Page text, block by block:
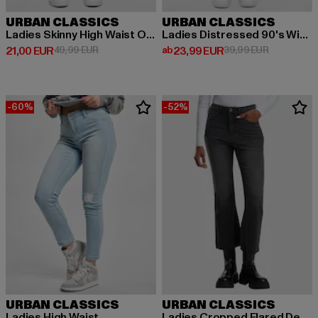
URBAN CLASSICS
Ladies Skinny High Waist Open Hem Jeans
21,00 EUR
Derzeitiger Preis: 21,00 EUR
49,99 EURAktionspreis: 49,99 EUR
URBAN CLASSICS
Ladies Distressed 90's Wide Leg
ab23,99 EUR
Derzeitiger Preis: ab 23,99 EUR
39,99 EUR
-60%
URBAN CLASSICS
-52%
URBAN CLASSICS